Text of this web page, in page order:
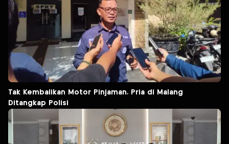
Tak Kembalikan Motor Pinjaman, Pria di Malang
Ditangkap Polisi